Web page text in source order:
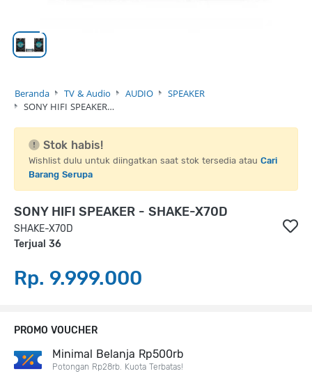
Beranda TV & Audio AUDIO
SPEAKER
SONY HIFI SPEAKER…
Stok habis!
Wishlist dulu untuk diingatkan saat stok tersedia atau Cari
Barang Serupa
SONY HIFI SPEAKER - SHAKE-X70D
SHAKE-X70D
Terjual 36
Rp. 9.999.000
PROMO VOUCHER
Minimal Belanja Rp500rb
Potongan Rp28rb. Kuota Terbatas!